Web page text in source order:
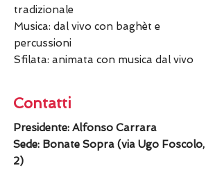
tradizionale
Musica: dal vivo con baghèt e
percussioni
Sfilata: animata con musica dal vivo
Contatti
Presidente: Alfonso Carrara
Sede: Bonate Sopra (via Ugo Foscolo,
2)